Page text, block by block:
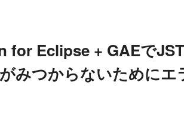
for Eclipse + GAEで
みつからないためにエ